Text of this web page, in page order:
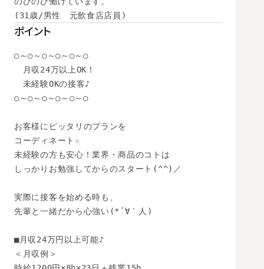
(31歳/男性　元飲食店店員)
ポイント
○～○～○～○～○～○
月収24万以上OK！
未経験OKの接客♪
○～○～○～○～○～○
お客様にピッタリのプランを
コーディネート☆
未経験の方も安心！業界・商品のコトは
しっかりお勉強してからのスタート(^^)／
実際に接客を始める時も、
先輩と一緒だから心強い(*´∀｀人)
■月収24万円以上可能♪
＜月収例＞